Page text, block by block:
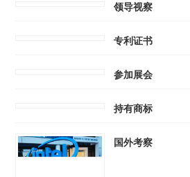
领导视察
专利证书
参加展会
持有商标
国外考察